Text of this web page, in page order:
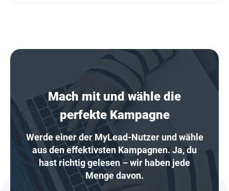
Mach mit und wähle die
perfekte Kampagne
Werde einer der MyLead-Nutzer und wähle
aus den effektivsten Kampagnen. Ja, du
hast richtig gelesen – wir haben jede
Menge davon.